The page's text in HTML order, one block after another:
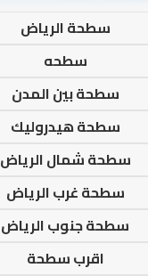
سطحة الرياض
سطحه
سطحة بين المدن
سطحة هيدروليك
سطحة شمال الرياض
سطحة غرب الرياض
سطحة جنوب الرياض
اقرب سطحة